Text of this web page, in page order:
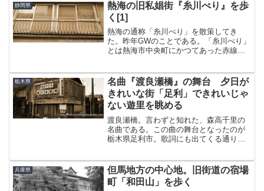
静岡県
熱海の旧私娼街『糸川べり』を歩
く[1]
熱海の通称「糸川べり」を散策してき
た。昨年GWのことである。「糸川べり」
とは熱海市中央町にかつてあった赤線の
川桜まつりが開催される。熱海駅からは
徒歩で15分くらいかか...
栃木県
名曲『渡良瀬橋』の舞台 夕日が
きれいな街「足利」できれいじゃ
ない遊里を眺める
渡良瀬橋。言わずと知れた、森高千里の
名曲である。この曲の舞台となったのが
栃木県足利市。歌詞にも出てくる通り、
阿寺（ばんなじ）が有名であるが、着い
たのが15時過ぎだったの...
兵庫県
但馬地方の中心地。旧街道の宿場
町「和田山」を歩く